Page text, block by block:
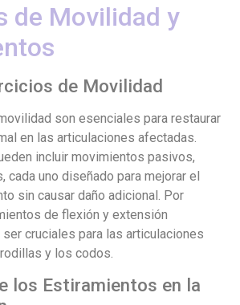
de Movilidad y
de Movilidad
son esenciales para restaurar
en las articulaciones afectadas.
incluir movimientos pasivos,
uno diseñado para mejorar el
sin causar daño adicional. Por
de flexión y extensión
cruciales para las articulaciones
y los codos.
los Estiramientos en la